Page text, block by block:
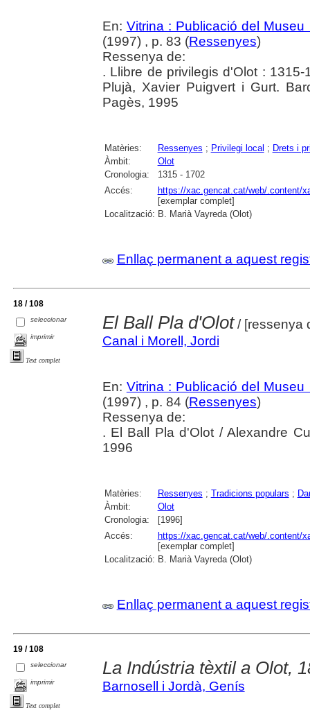
En: Vitrina : Publicació del
(1997) , p. 83 (Ressenyes)
Ressenya de:
. Llibre de privilegis d'Olot :
Plujà, Xavier Puigvert i Gurt.
Pagès, 1995
Matèries: Ressenyes ; Privilegi local ; Drets i
Àmbit:
Olot
Cronologia:
1315 - 1702
Accés:
https://xac.gencat.cat/web/.content/
[exemplar complet]
Localització: B. Marià Vayreda (Olot)
Enllaç permanent a aquest
18 / 108
seleccionar
imprimir
Text complet
El Ball Pla d'Olot/ [ressenya
Canal i Morell, Jordi
En: Vitrina : Publicació del
(1997) , p. 84 (Ressenyes)
Ressenya de:
. El Ball Pla d'Olot / Alexandre
1996
Matèries: Ressenyes ; Tradicions populars ;
Àmbit:
Olot
Cronologia:
[1996]
Accés:
https://xac.gencat.cat/web/.content/
[exemplar complet]
Localització: B. Marià Vayreda (Olot)
Enllaç permanent a aquest
19 / 108
seleccionar
imprimir
Text complet
La Indústria tèxtil a Olot,
Barnosell i Jordà, Genís